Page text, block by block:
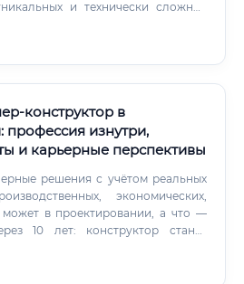
и технически сложных
конструктор в
изнутри,
и карьерные перспективы
решения с учётом реальных
экономических,
в проектировании, а что —